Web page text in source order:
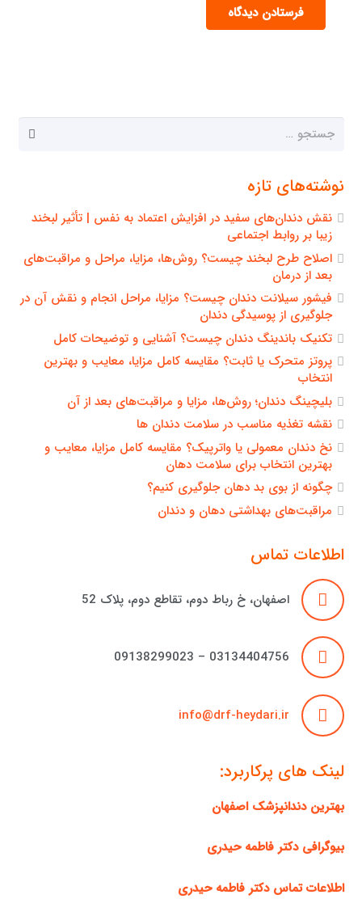
فرستادن دیدگاه
جستجو
نوشته‌های تازه
نقش دندان‌های سفید در افزایش اعتماد به نفس | تأثیر لبخند
زیبا بر روابط اجتماعی
اصلاح طرح لبخند چیست؟ روش‌ها، مزایا، مراحل و مراقبت‌های
بعد از درمان
فیشور سیلانت دندان چیست؟ مزایا، مراحل انجام و نقش آن در
جلوگیری از پوسیدگی دندان
تکنیک باندینگ دندان چیست؟ آشنایی و توضیحات کامل
پروتز متحرک یا ثابت؟ مقایسه کامل مزایا، معایب و بهترین
انتخاب
بلیچینگ دندان؛ روش‌ها، مزایا و مراقبت‌های بعد از آن
نقشه تغذیه مناسب در سلامت دندان ها
نخ دندان معمولی یا واترپیک؟ مقایسه کامل مزایا، معایب و
بهترین انتخاب برای سلامت دهان
چگونه از بوی بد دهان جلوگیری کنیم؟
مراقبت‌های بهداشتی دهان و دندان
اطلاعات تماس
اصفهان، خ رباط دوم، تقاطع دوم، پلاک 52
03134404756 – 09138299023
info@drf-heydari.ir
لینک های پرکاربرد:
بهترین دندانپزشک اصفهان
بیوگرافی دکتر فاطمه حیدری
اطلاعات تماس دکتر فاطمه حیدری